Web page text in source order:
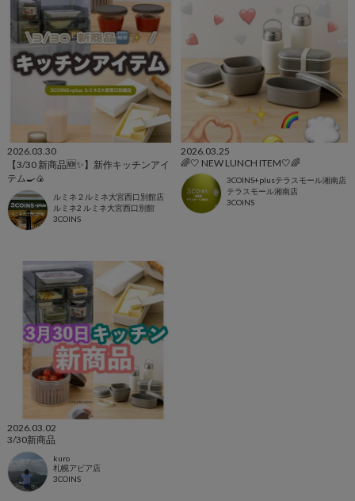
2026.03.30
【3/30 新商品🆕✨】新作キッチンアイ
テム🍳🍙
ルミネ２ルミネ大宮西口別館店
ルミネ2 ルミネ大宮西口別館
3COINS
2026.03.25
🌈🤍 NEW LUNCH ITEM🤍🌈
3COINS+plusテラスモール湘南店
テラスモール湘南店
3COINS
2026.03.02
3/30新商品
kuro
札幌アピア店
3COINS